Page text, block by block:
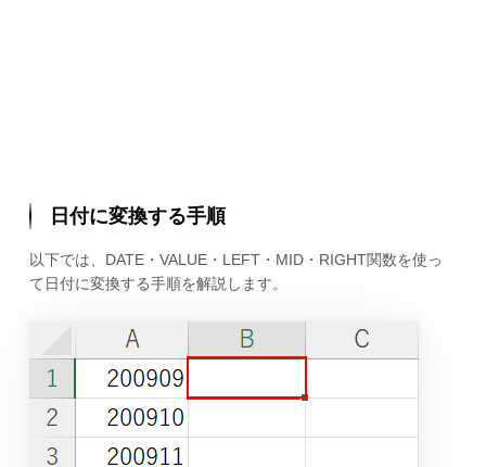
日付に変換する手順
以下では、DATE・VALUE・LEFT・MID・RIGHT関数を使っ
て日付に変換する手順を解説します。